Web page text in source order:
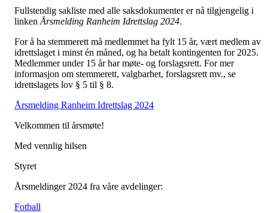
Fullstendig sakliste med alle saksdokumenter er nå tilgjengelig i
linken Årsmelding Ranheim Idrettslag 2024.
For å ha stemmerett må medlemmet ha fylt 15 år, vært medlem av
idrettslaget i minst én måned, og ha betalt kontingenten for 2025.
Medlemmer under 15 år har møte- og forslagsrett. For mer
informasjon om stemmerett, valgbarhet, forslagsrett mv., se
idrettslagets lov § 5 til § 8.
Årsmelding Ranheim Idrettslag 2024
Velkommen til årsmøte!
Med vennlig hilsen
Styret
Årsmeldinger 2024 fra våre avdelinger:
Fotball